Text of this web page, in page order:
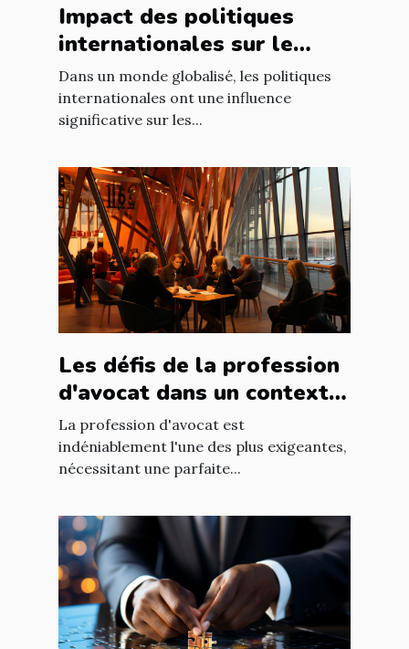
Impact des politiques
internationales sur le
marché immobilier
français
Dans un monde globalisé, les politiques
internationales ont une influence
significative sur les...
Les défis de la profession
d'avocat dans un contexte
international à Nantes
La profession d'avocat est
indéniablement l'une des plus exigeantes,
nécessitant une parfaite...